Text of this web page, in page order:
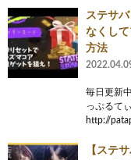
ステサ
なくし
方法
毎日更新
っぷるて
http://
【ステ